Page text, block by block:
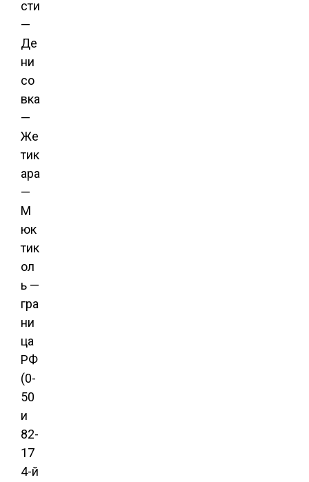
сти
—
Де
ни
со
вка
—
Же
тик
ара
—
М
юк
тик
ол
ь —
гра
ни
ца
РФ
(0-
50
и
82-
17
4-й